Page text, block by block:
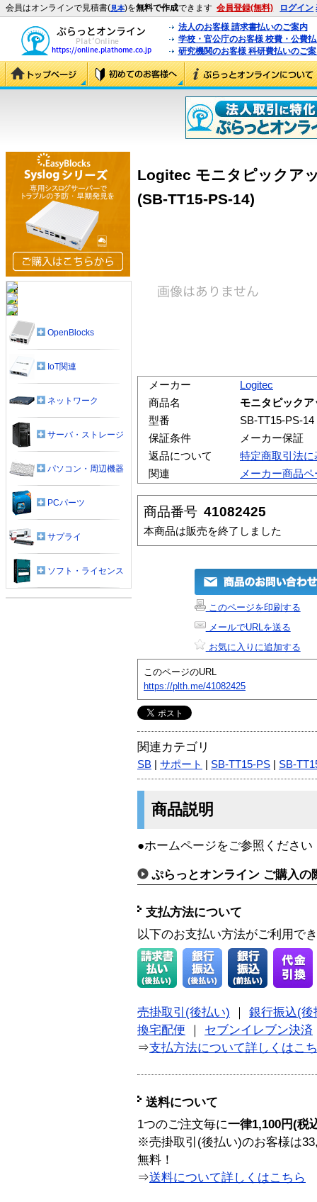
会員はオンラインで見積書(見本)を無料で作成できます 会員登録(無料) ログイン
法人のお客様 請求書払いのご案内
学校・官公庁のお客様 校費・公費
研究機関のお客様 科研費払いのご
Logitec モニタピックア
(SB-TT15-PS-14)
メーカー
Logitec
商品名
モニタピック
型番
SB-TT15-PS-14
保証条件
メーカー保証
返品について
特定商取引法
関連
メーカー商品ペ
商品番号 41082425
本商品は販売を終了しました
このページを印刷する
メールでURLを送る
お気に入りに追加する
このページのURL
https://plth.me/41082425
関連カテゴリ
SB サポート SB-TT15-PS SB-
商品説明
●ホームページをご参照ください
ぷらっとオンライン ご購入の
支払方法について
以下のお支払い方法がご利用で
売掛取引(後払い)
銀行振込(後
換宅配便
セブンイレブン決済
⇒支払方法について詳しくはこ
送料について
1つのご注文毎に一律1,100円(税
※売掛取引(後払い)のお客様は
無料！
⇒送料について詳しくはこちら
OpenBlocks
IoT関連
ネットワーク
サーバ・ストレージ
パソコン・周辺機器
PCパーツ
サプライ
ソフト・ライセンス